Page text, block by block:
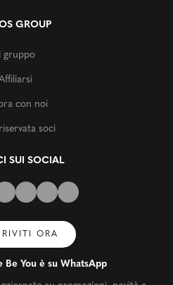
GROUP
gruppo
con noi
soci
SUI SOCIAL
ORA
Be You è su WhatsApp